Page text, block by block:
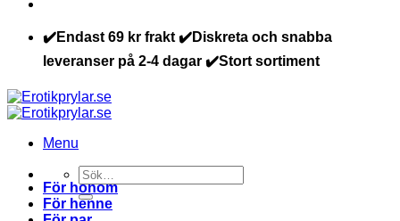
✔️Endast 69 kr frakt ✔️Diskreta och snabba
leveranser på 2-4 dagar ✔️Stort sortiment
Menu
Sök
efter:
För honom
För henne